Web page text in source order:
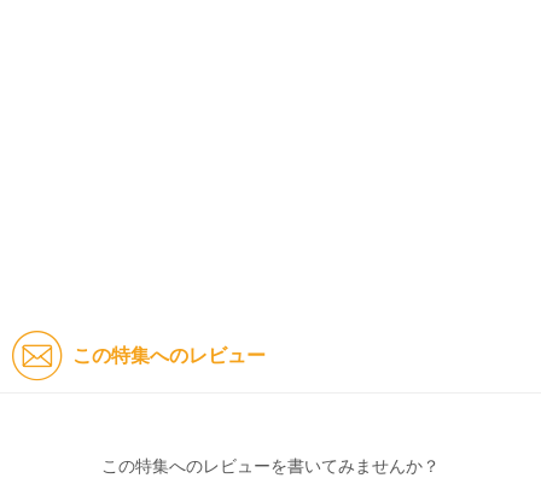
この特集へのレビュー
この特集へのレビューを書いてみませんか？